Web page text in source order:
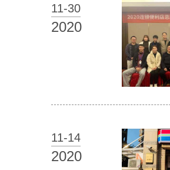
11-30
2020
11-14
2020